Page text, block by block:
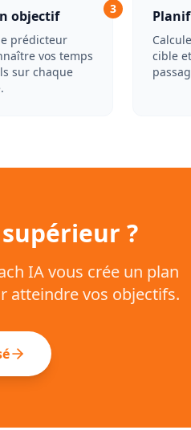
3
objectif
prédicteur
vos temps
sur chaque
cible
?
IA vous crée un plan
atteindre vos objectifs.